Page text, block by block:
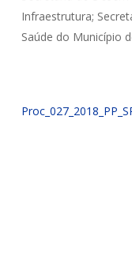
Infraestrutura;
Saúde do Município